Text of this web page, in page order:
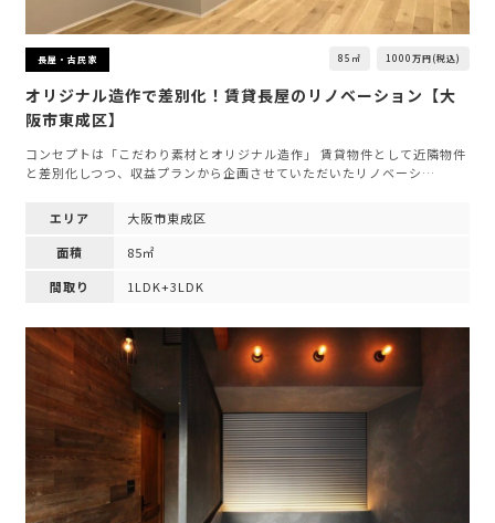
長屋・古民家 85㎡ 1000万円(税込)
オリジナル造作で差別化！賃貸長屋のリノベーション【大
阪市東成区】
コンセプトは「こだわり素材とオリジナル造作」 賃貸物件として近隣物件
と差別化しつつ、収益プランから企画させていただいたリノベーシ…
エリア
大阪市東成区
面積
85㎡
間取り
1LDK+3LDK